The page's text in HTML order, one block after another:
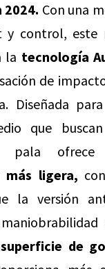
2024. Con una
y control, este
la tecnología
de
Diseñada
que
pala
más ligera,
la versión
superficie de